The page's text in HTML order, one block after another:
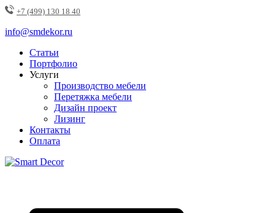
+7 (499) 130 18 40
info@smdekor.ru
Статьи
Портфолио
Услуги
Производство мебели
Перетяжка мебели
Дизайн проект
Лизинг
Контакты
Оплата